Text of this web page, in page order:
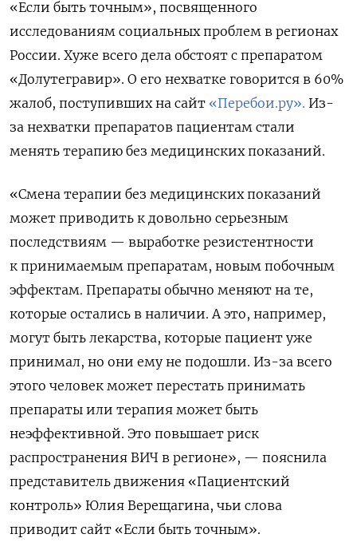
«Если быть точным», посвященного
исследованиям социальных проблем в регионах
России. Хуже всего дела обстоят с препаратом
«Долутегравир». О его нехватке говорится в 60%
жалоб, поступивших на сайт «Перебои.ру». Из-
за нехватки препаратов пациентам стали
менять терапию без медицинских показаний.
«Смена терапии без медицинских показаний
может приводить к довольно серьезным
последствиям — выработке резистентности
к принимаемым препаратам, новым побочным
эффектам. Препараты обычно меняют на те,
которые остались в наличии. А это, например,
могут быть лекарства, которые пациент уже
принимал, но они ему не подошли. Из-за всего
этого человек может перестать принимать
препараты или терапия может быть
неэффективной. Это повышает риск
распространения ВИЧ в регионе», — пояснила
представитель движения «Пациентский
контроль» Юлия Верещагина, чьи слова
приводит сайт «Если быть точным».